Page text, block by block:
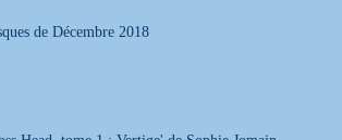
de Décembre 2018